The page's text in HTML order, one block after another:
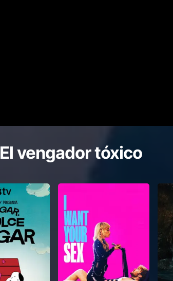
El vengador tóxico